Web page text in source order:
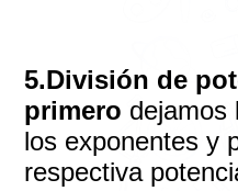
5.División de
primero dejamos
los exponentes y
respectiva